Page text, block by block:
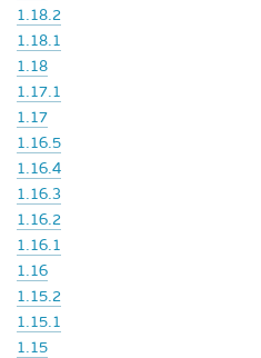
1.18.2
1.18.1
1.18
1.17.1
1.17
1.16.5
1.16.4
1.16.3
1.16.2
1.16.1
1.16
1.15.2
1.15.1
1.15